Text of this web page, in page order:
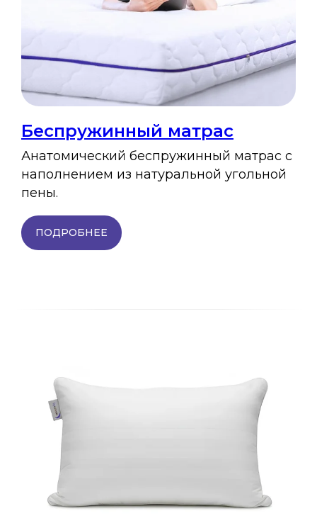
Беспружинный матрас
Анатомический беспружинный матрас с
наполнением из натуральной угольной
пены.
ПОДРОБНЕЕ